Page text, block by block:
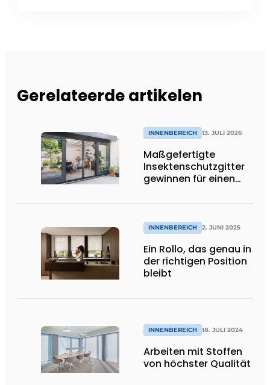
Gerelateerde artikelen
INNENBEREICH 13. JULI 2026
Maßgefertigte
Insektenschutzgitter
gewinnen für einen
Bedeutung
INNENBEREICH 2. JUNI 2025
Ein Rollo, das genau in
der richtigen Position
bleibt
INNENBEREICH 18. JULI 2024
Arbeiten mit Stoffen
von höchster Qualität